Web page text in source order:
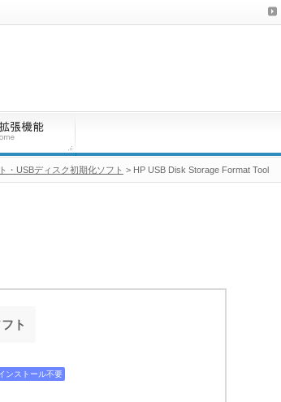
ト
ンストール不要
・USBディスク初期化ソフト > HP USB Disk Storage Format Tool